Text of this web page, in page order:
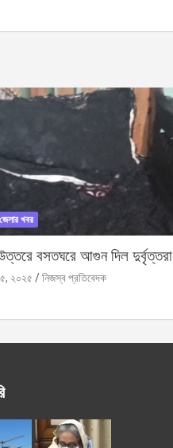
জেলার খবর
বসতঘরে আগুন দিল দুর্বৃত্তরা
২০২৫ নিজস্ব প্রতিবেদক